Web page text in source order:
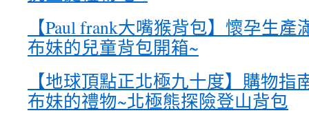
【Paul frank大嘴猴背包】懷孕生
布妹的兒童背包開箱~
【地球頂點正北極九十度】購物
布妹的禮物~北極熊探險登山背包